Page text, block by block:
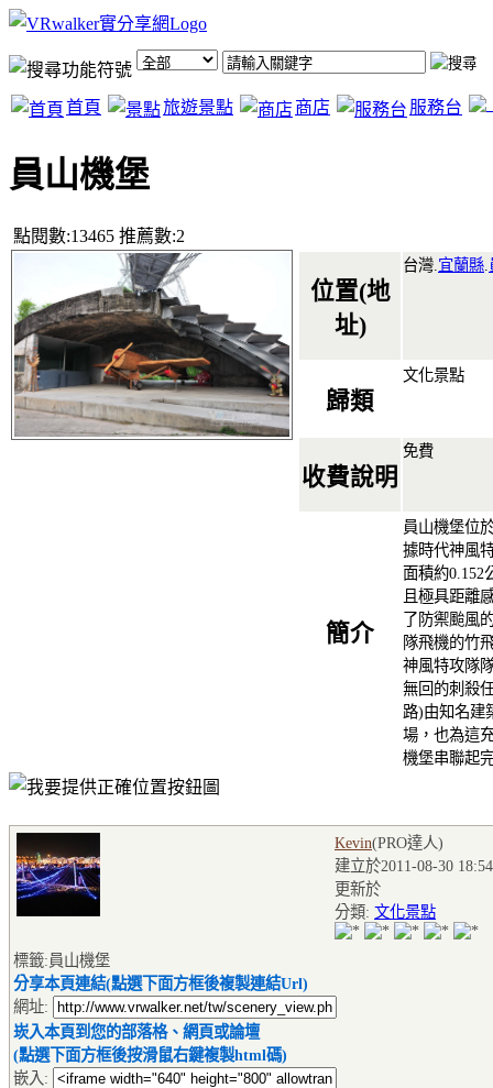
首頁 旅遊景點 商店 服務台
員山機堡
點閱數:13465 推薦數:2
位置(地
址)
台灣. 宜蘭縣
歸類
文化景點
收費說明
免費
簡介
員山機堡位
據時代神風
面積約0.152
且極具距離
了防禦颱風
隊飛機的竹
神風特攻隊
無回的刺殺
路)由知名建
場，也為這
機堡串聯起
Kevin(PRO達人)
建立於2011-08-30
更新於
分類: 文化景點
標籤:員山機堡
分享本頁連結(點選下面方框後複製連結Url)
網址:
崁入本頁到您的部落格、網頁或論壇
(點選下面方框後按滑鼠右鍵複製html碼)
嵌入: